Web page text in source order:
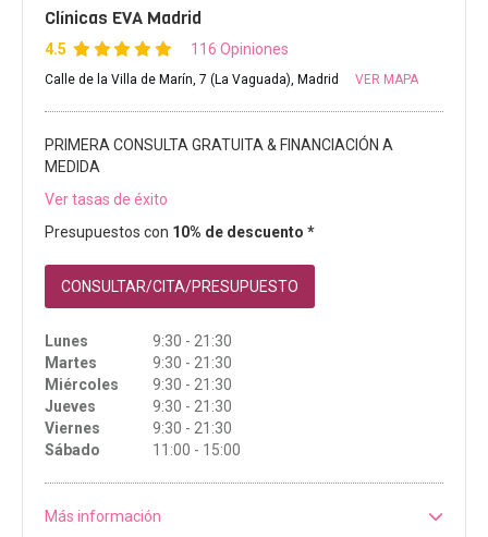
Clínicas EVA Madrid
4.5 116 Opiniones
Calle de la Villa de Marín, 7 (La Vaguada), Madrid VER MAPA
PRIMERA CONSULTA GRATUITA & FINANCIACIÓN A
MEDIDA
Ver tasas de éxito
Presupuestos con 10% de descuento *
CONSULTAR/CITA/PRESUPUESTO
Lunes
9:30 - 21:30
Martes
9:30 - 21:30
Miércoles
9:30 - 21:30
Jueves
9:30 - 21:30
Viernes
9:30 - 21:30
Sábado
11:00 - 15:00
Más información